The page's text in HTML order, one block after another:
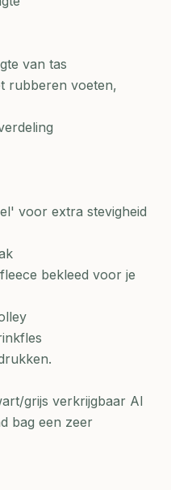
van tas
rubberen voeten,
voor extra stevigheid
bekleed voor je
grijs verkrijgbaar Al
bag een zeer